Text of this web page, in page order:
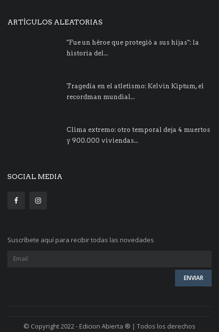
ARTÍCULOS ALEATORIAS
"Fue un héroe que protegió a sus hijas": la
historia del...
Tragedia en el atletismo: Kelvin Kiptum, el
recordman mundial...
Clima extremo: otro temporal deja 4 muertos
y 900.000 viviendas...
SOCIAL MEDIA
Suscríbete aquí para recibir todas las novedades
© Copyright 2022 - Edicion Abierta ® | Todos los derechos